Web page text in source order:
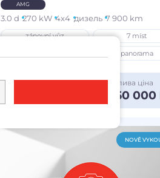
AMG
3.0 d 270 kW 4x4 дизель 7 900 km
zánovní vůz 7 míst
panorama
Щомісяця від Особлива ціна
3 050 000
NOVĚ